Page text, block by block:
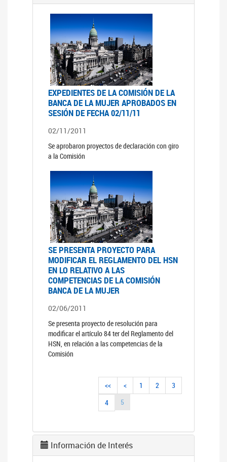
EXPEDIENTES DE LA COMISIÓN DE LA
BANCA DE LA MUJER APROBADOS EN
SESIÓN DE FECHA 02/11/11
02/11/2011
Se aprobaron proyectos de declaración con giro
a la Comisión
SE PRESENTA PROYECTO PARA
MODIFICAR EL REGLAMENTO DEL HSN
EN LO RELATIVO A LAS
COMPETENCIAS DE LA COMISIÓN
BANCA DE LA MUJER
02/06/2011
Se presenta proyecto de resolución para
modificar el artículo 84 ter del Reglamento del
HSN, en relación a las competencias de la
Comisión
<< < 1 2
3
4
5
Información de Interés